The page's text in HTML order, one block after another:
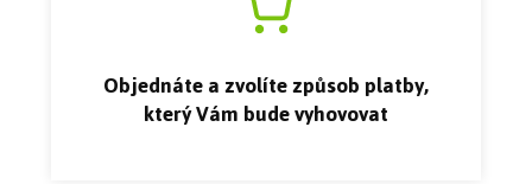
Objednáte a zvolíte způsob platby,
který Vám bude vyhovovat